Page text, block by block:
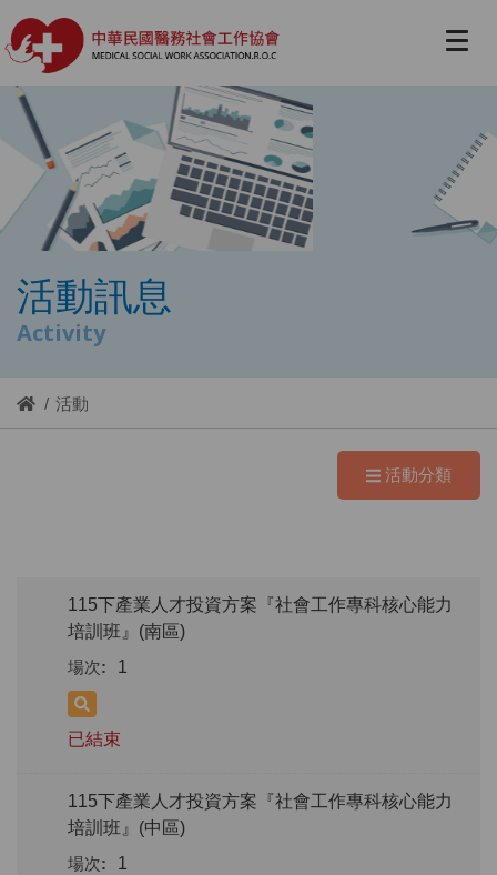
活動訊息
Activity
活動
活動分類
115下產業人才投資方案『社會工作專科核心能力
培訓班』(南區)
1
已結束
115下產業人才投資方案『社會工作專科核心能力
培訓班』(中區)
1